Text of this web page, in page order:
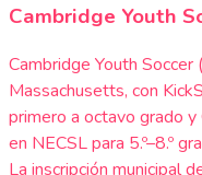
Cambridge Youth
Cambridge Youth Soccer
Massachusetts, con
primero a octavo grado y
en NECSL para 5.º–8.º
La inscripción municipal